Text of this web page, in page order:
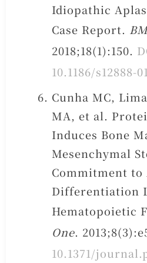
Idiopathic
Case Report.
2018;18(1):150.
10.1186/s12888-
Cunha MC,
MA, et al.
Induces Bone
Mesenchymal
Commitment to
Differentiation
Hematopoietic
One.
10.1371/